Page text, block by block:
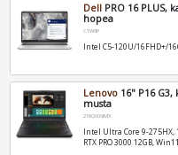
Dell PRO 16 PLUS,
hopea
C1W9P
Intel C5-120U/16FHD+/
Lenovo 16" P16
musta
21RQ000JMX
Intel Ultra Core 9-275HX,
RTX PRO 3000 12GB,